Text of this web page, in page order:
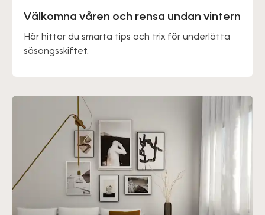
Välkomna våren och rensa undan vintern
Här hittar du smarta tips och trix för underlätta
säsongsskiftet.